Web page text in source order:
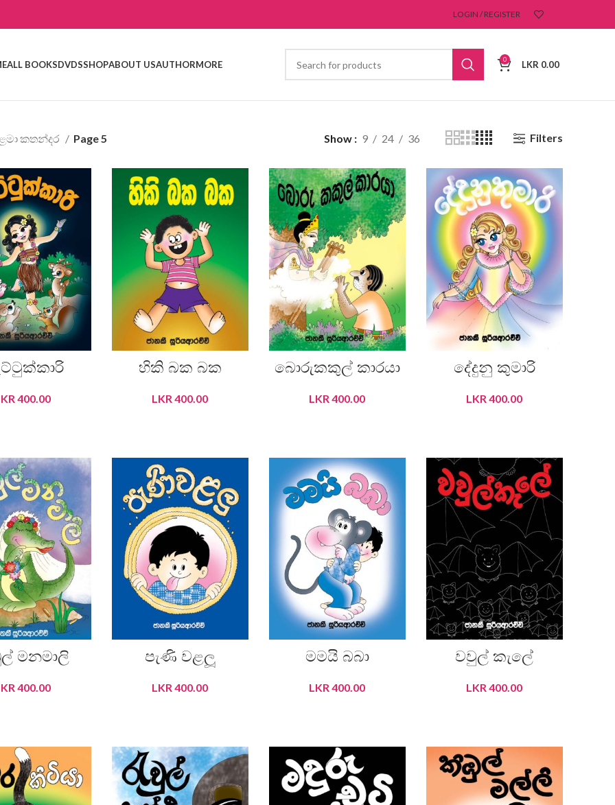
LOGIN / REGISTER
ALL BOOKSDVDSSHOPABOUT USAUTHORMORE 0 LKR 0.00
කතන්දර Page 5 Show 9 24 36 Filters
400.00
හිකි බක බක
LKR 400.00
බොරුකකුල් කාරයා
LKR 400.00
දේදුනු කුමාරි
LKR 400.00
මනමාලි
400.00
පැණි වළලූ
LKR400.00
මමයි බබා
LKR400.00
වවුල් කැලේ
LKR400.00